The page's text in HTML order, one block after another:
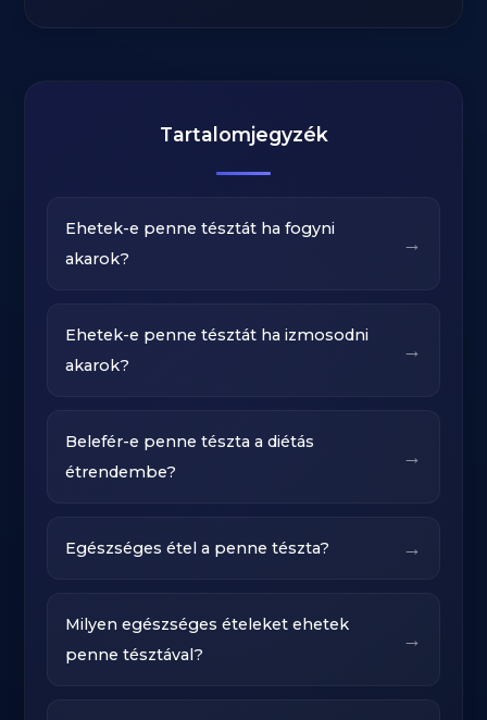
Tartalomjegyzék
Ehetek-e penne tésztát ha fogyni
akarok?
→
Ehetek-e penne tésztát ha izmosodni
akarok?
→
Belefér-e penne tészta a diétás
étrendembe?
→
Egészséges étel a penne tészta? →
Milyen egészséges ételeket ehetek
penne tésztával?
→